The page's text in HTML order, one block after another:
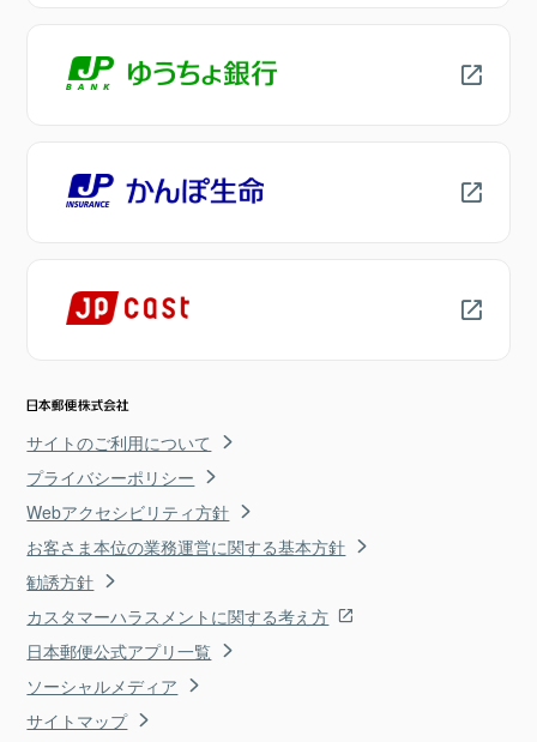
サイトのご利用について
プライバシーポリシー
Webアクセシビリティ方針
お客さま本位の業務運営に関する基本方針
勧誘方針
カスタマーハラスメントに関する考え方
日本郵便公式アプリ一覧
ソーシャルメディア
サイトマップ